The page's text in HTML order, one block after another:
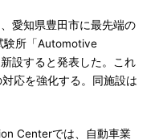
愛知県豊田市に最先端の
験所「Automotive
設すると発表した。これ
応を強化する。同施設は
Centerでは、自動車業